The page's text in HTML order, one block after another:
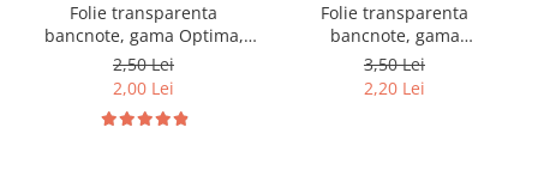
Folie transparenta
bancnote, gama Optima,
cod SH252, 3
compartimente
2,50 Lei
2,00 Lei
Folie transparenta
bancnote, gama
Grande(A4), cod SH312, 3
compartimente
3,50 Lei
2,20 Lei